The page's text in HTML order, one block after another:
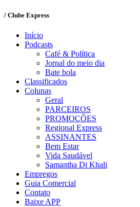
/ Clube Express
Início
Podcasts
Café & Política
Jornal do meio dia
Bate bola
Classificados
Colunas
Geral
PARCEIROS
PROMOÇÕES
Regional Express
ASSINANTES
Bem Estar
Vida Saudável
Samantha Di Khali
Empregos
Guia Comercial
Contato
Baixe APP